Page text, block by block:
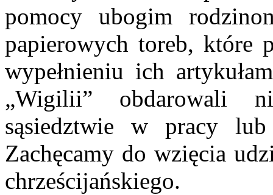
pomocy ubogim
papierowych toreb, które
wypełnieniu ich
„Wigilii” obdarowali
sąsiedztwie w pracy
Zachęcamy do wzięcia
chrześcijańskiego.